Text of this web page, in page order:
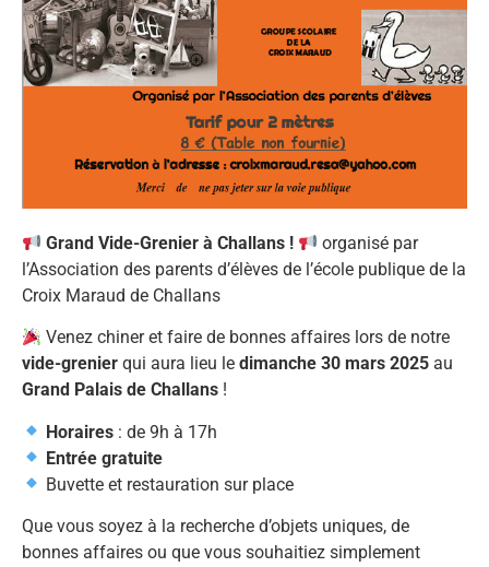
Grand Vide-Grenier à Challans !
organisé par
l’Association des parents d’élèves de l’école publique de la
Croix Maraud de Challans
Venez chiner et faire de bonnes affaires lors de notre
vide-grenier qui aura lieu le dimanche 30 mars 2025 au
Grand Palais de Challans !
Horaires : de 9h à 17h
Entrée gratuite
Buvette et restauration sur place
Que vous soyez à la recherche d’objets uniques, de
bonnes affaires ou que vous souhaitiez simplement